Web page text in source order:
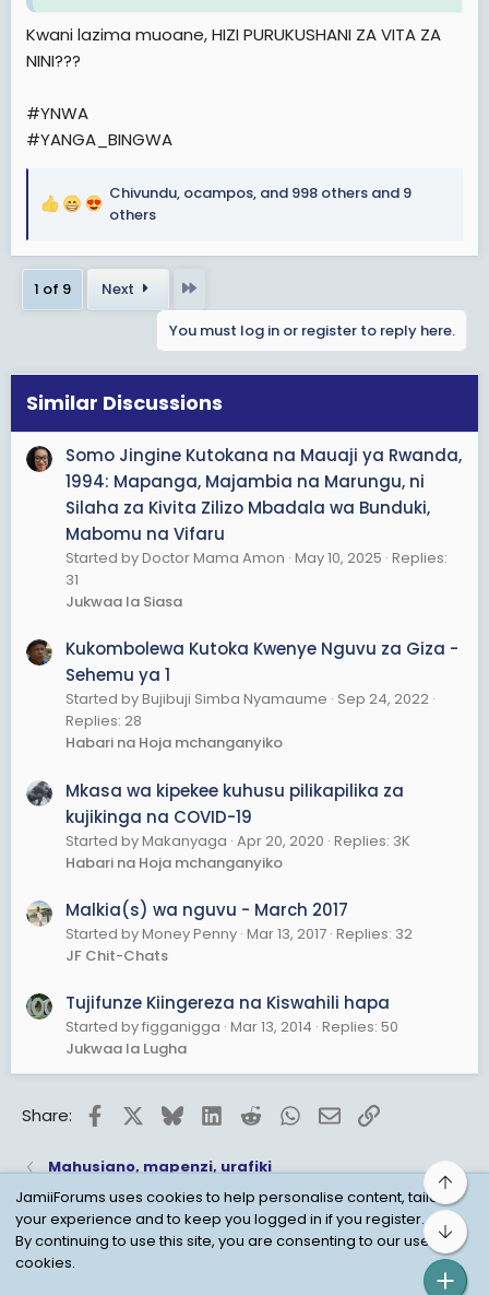
Kwani lazima muoane, HIZI PURUKUSHANI ZA VITA ZA
NINI???
#YNWA
#YANGA_BINGWA
R
a
:
Chivundu, ocampos, and 998 others and 9
others
1 of 9 Next
You must log in or register to reply here.
Similar Discussions
Somo Jingine Kutokana na Mauaji ya Rwanda,
1994: Mapanga, Majambia na Marungu, ni
Silaha za Kivita Zilizo Mbadala wa Bunduki,
Mabomu na Vifaru
Started by Doctor Mama Amon May 10, 2025 Replies:
31
Jukwaa la Siasa
Kukombolewa Kutoka Kwenye Nguvu za Giza -
Sehemu ya 1
Started by Bujibuji Simba Nyamaume Sep 24, 2022
Replies: 28
Habari na Hoja mchanganyiko
Mkasa wa kipekee kuhusu pilikapilika za
kujikinga na COVID-19
Started by Makanyaga Apr 20, 2020 Replies: 3K
Habari na Hoja mchanganyiko
Malkia(s) wa nguvu - March 2017
Started by Money Penny Mar 13, 2017 Replies: 32
JF Chit-Chats
Tujifunze Kiingereza na Kiswahili hapa
Started by figganigga Mar 13, 2014 Replies: 50
Jukwaa la Lugha
Share: FacebookBlueskyLinkedInRedditWhatsApp
EmailLink
Mahusiano, mapenzi, urafiki
Child Protection Policy
Personal Data Protection
JamiiForums uses cookies to help personalise content, tailor
your experience and to keep you logged in if you register.
By continuing to use this site, you are consenting to our use of
cookies.
Top